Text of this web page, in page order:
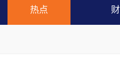
热点